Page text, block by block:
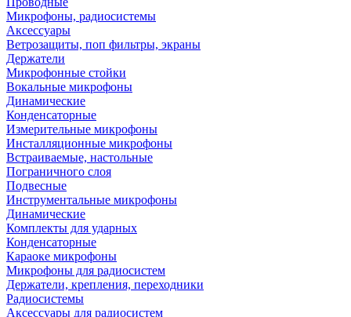
Микрофоны, радиосистемы
Аксессуары
Ветрозащиты, поп фильтры, экраны
Держатели
Микрофонные стойки
Вокальные микрофоны
Динамические
Конденсаторные
Измерительные микрофоны
Инсталляционные микрофоны
Встраиваемые, настольные
Пограничного слоя
Подвесные
Инструментальные микрофоны
Динамические
Комплекты для ударных
Конденсаторные
Караоке микрофоны
Микрофоны для радиосистем
Держатели, крепления, переходники
Радиосистемы
Аксессуары для радиосистем